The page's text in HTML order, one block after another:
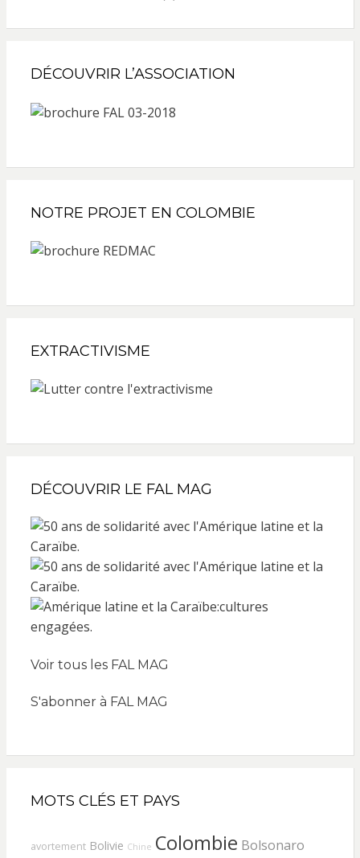
DÉCOUVRIR L’ASSOCIATION
NOTRE PROJET EN COLOMBIE
EXTRACTIVISME
DÉCOUVRIR LE FAL MAG
Voir tous les FAL MAG
S'abonner à FAL MAG
MOTS CLÉS ET PAYS
avortement Bolivie Chine Colombie Bolsonaro